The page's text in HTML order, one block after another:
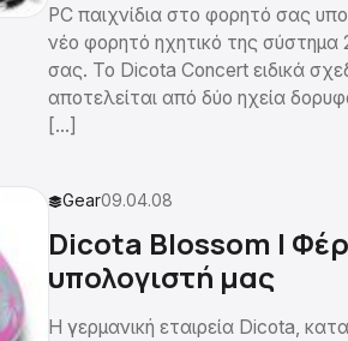
PC παιχνίδια στο φορητό σας
νέο φορητό ηχητικό της σύστημα
σας. Το Dicota Concert ειδικά
αποτελείται από δύο ηχεία
[…]
Gear09.04.08
Dicota Blossom |
υπολογιστή μας
Η γερμανική εταιρεία Dicota,